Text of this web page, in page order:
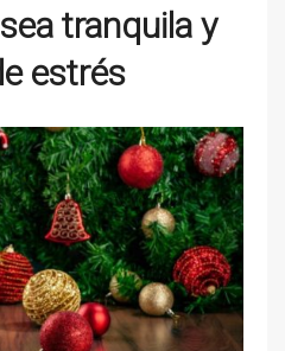
tranquila y
estrés